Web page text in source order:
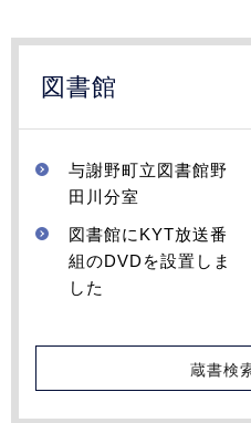
図書館
与謝野町立図書館野
田川分室
図書館にKYT放送番
組のDVDを設置しま
した
蔵書検